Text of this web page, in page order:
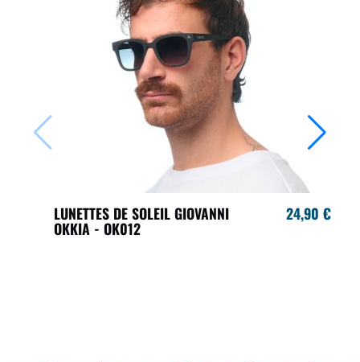
LUNETTES DE SOLEIL GIOVANNI
OKKIA - OK012
24,90 €